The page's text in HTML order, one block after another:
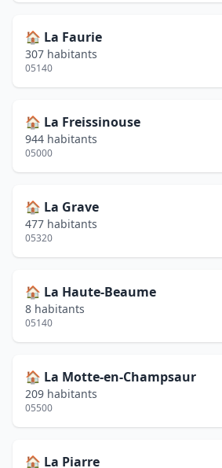
🏠 La Faurie
307 habitants
05140
🏠 La Freissinouse
944 habitants
05000
🏠 La Grave
477 habitants
05320
🏠 La Haute-Beaume
8 habitants
05140
🏠 La Motte-en-Champsaur
209 habitants
05500
🏠 La Piarre